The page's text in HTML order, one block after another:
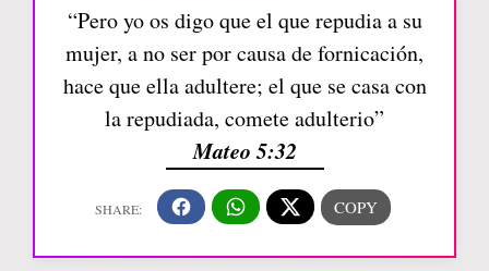
“Pero yo os digo que el que repudia a su
mujer, a no ser por causa de fornicación,
hace que ella adultere; el que se casa con
la repudiada, comete adulterio”
Mateo 5:32